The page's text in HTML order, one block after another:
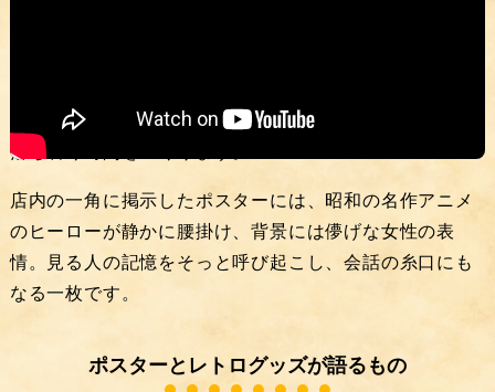
昭和のポスター──それらが重なり合い、どこか懐かしく
落ち着く時間をつくります。
店内の一角に掲示したポスターには、昭和の名作アニメ
のヒーローが静かに腰掛け、背景には儚げな女性の表
情。見る人の記憶をそっと呼び起こし、会話の糸口にも
なる一枚です。
ポスターとレトログッズが語るもの